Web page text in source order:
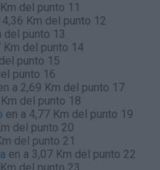
del punto 11
Km del punto 12
del punto 13
Km del punto 14
punto 15
punto 16
a 2,69 Km del punto 17
del punto 18
en a 4,77 Km del punto 19
del punto 20
del punto 21
en a 3,07 Km del punto 22